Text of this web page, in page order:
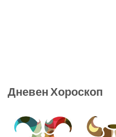
Дневен Хороскоп